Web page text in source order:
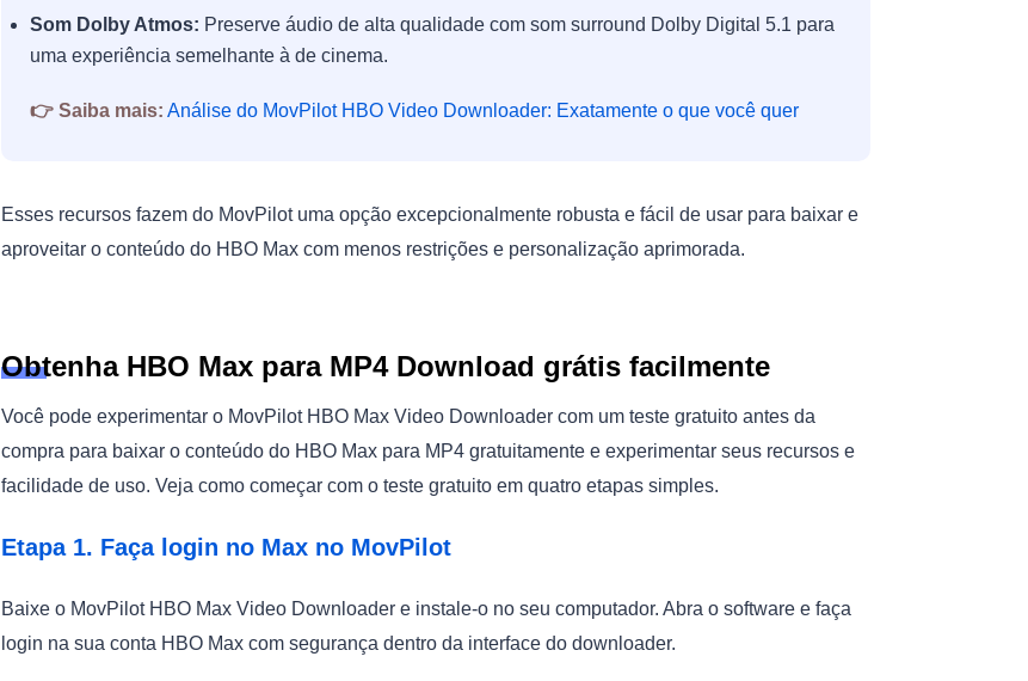
Som Dolby Atmos: Preserve áudio de alta qualidade com som surround Dolby Digital 5.1 para
uma experiência semelhante à de cinema.
👉 Saiba mais: Análise do MovPilot HBO Video Downloader: Exatamente o que você quer
Esses recursos fazem do MovPilot uma opção excepcionalmente robusta e fácil de usar para baixar e
aproveitar o conteúdo do HBO Max com menos restrições e personalização aprimorada.
Obtenha HBO Max para MP4 Download grátis facilmente
Você pode experimentar o MovPilot HBO Max Video Downloader com um teste gratuito antes da
compra para baixar o conteúdo do HBO Max para MP4 gratuitamente e experimentar seus recursos e
facilidade de uso. Veja como começar com o teste gratuito em quatro etapas simples.
Etapa 1. Faça login no Max no MovPilot
Baixe o MovPilot HBO Max Video Downloader e instale-o no seu computador. Abra o software e faça
login na sua conta HBO Max com segurança dentro da interface do downloader.